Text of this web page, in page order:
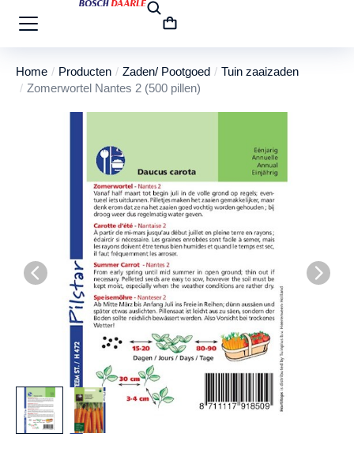
Je bent hier:
Home Producten Zaden/ Pootgoed
Tuin zaaizaden
Zomerwortel Nantes 2 (500 pillen)